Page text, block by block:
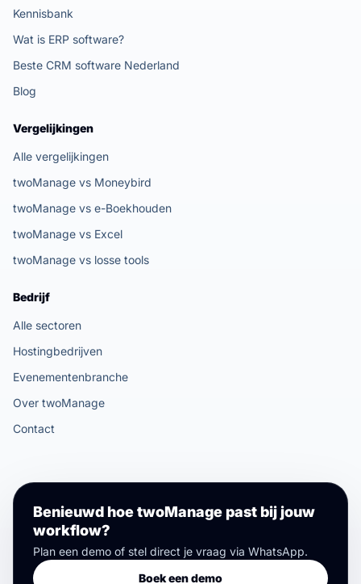
Kennisbank
Wat is ERP software?
Beste CRM software Nederland
Blog
Vergelijkingen
Alle vergelijkingen
twoManage vs Moneybird
twoManage vs e-Boekhouden
twoManage vs Excel
twoManage vs losse tools
Bedrijf
Alle sectoren
Hostingbedrijven
Evenementenbranche
Over twoManage
Contact
Benieuwd hoe twoManage past bij jouw
workflow?
Plan een demo of stel direct je vraag via WhatsApp.
Boek een demo